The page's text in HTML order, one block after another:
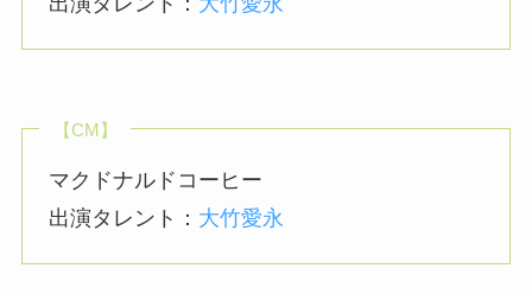
【CM】
マクドナルドコーヒー
出演タレント： 大竹愛永